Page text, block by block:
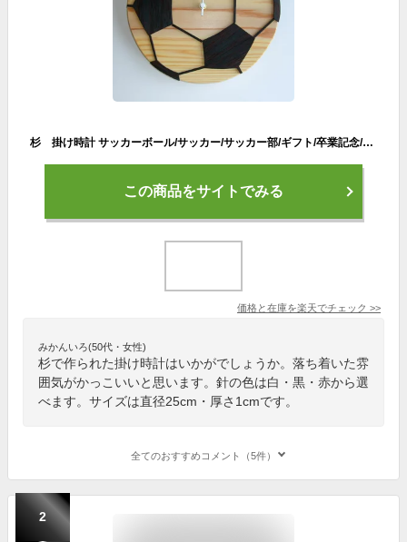
杉 掛け時計 サッカーボール/サッカー/サッカー部/ギフト/卒業記念/卒団記念/CLOCK/木の掛け時計/サッカーボールの掛け時計 /木工※送料無料※【smtb-KD】
この商品をサイトでみる
価格と在庫を楽天でチェック >>
みかんいろ(50代・女性)
杉で作られた掛け時計はいかがでしょうか。落ち着いた雰
囲気がかっこいいと思います。針の色は白・黒・赤から選
べます。サイズは直径25cm・厚さ1cmです。
全てのおすすめコメント（5件）
2